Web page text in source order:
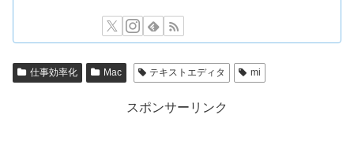
仕事効率化 Mac テキストエディタ mi
スポンサーリンク